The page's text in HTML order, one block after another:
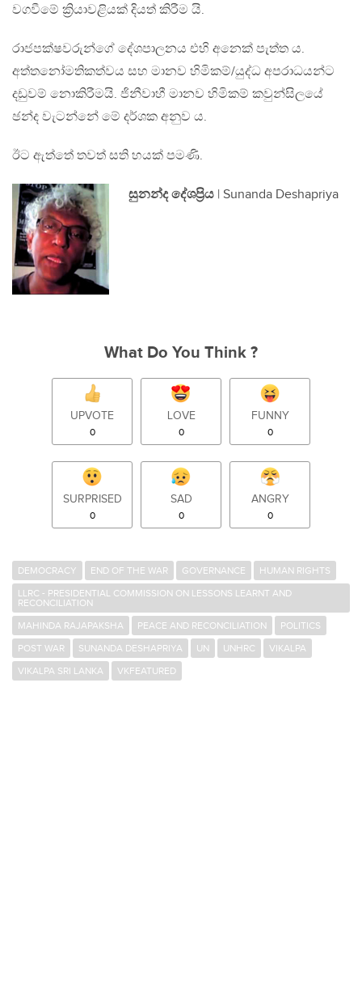
වගවීමේ ක්‍රියාවළියක් දියත් කිරීම යි.
රාජපක්ෂවරුන්ගේ දේශපාලනය එහි අනෙක් පැත්ත ය.
අත්තනෝමතිකත්වය සහ මානව හිමිකම්/යුද්ධ අපරාධයන්ට
දඩුවම් නොකිරීමයි. ජිනීවාහී මානව හිමිකම් කවුන්සිලයේ
ඡන්ද වැටන්නේ මේ දර්ශක අනුව ය.
ඊට ඇත්තේ තවත් සති හයක් පමණි.
සුනන්ද දේශප්‍රිය | Sunanda Deshapriya
What Do You Think ?
UPVOTE
0
LOVE
0
FUNNY
0
SURPRISED
0
SAD
0
ANGRY
0
DEMOCRACY END OF THE WAR GOVERNANCE
HUMAN RIGHTS
LLRC - PRESIDENTIAL COMMISSION ON LESSONS LEARNT AND
RECONCILIATION
MAHINDA RAJAPAKSHA
PEACE AND RECONCILIATION
POLITICS
POST WAR
SUNANDA DESHAPRIYA UN UNHRC
VIKALPA
VIKALPA SRI LANKA
VKFEATURED